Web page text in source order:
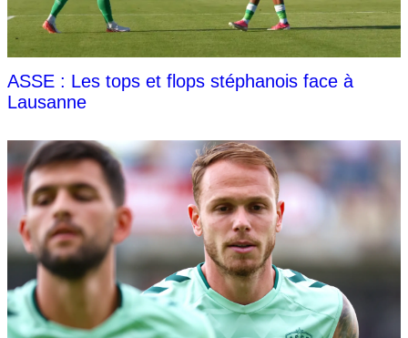
ASSE : Les tops et flops stéphanois face à
Lausanne